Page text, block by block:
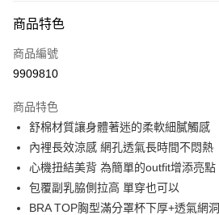
LINE Pay
Apple Pay
Google Pay
全支付
全盈+PAY
AFTEE先享後付
商品特色
商品編號
9909810
商品特色
舒棉材質讓身體著迷的柔軟細膩觸感
內裡長效涼感 網孔透氣長時間不悶熱
心機扭結美背 為簡單的outfit增添亮點
包覆副乳脇側拉高 單穿也可以
BRA TOP胸型滿分罩杯下厚+透氣網洞